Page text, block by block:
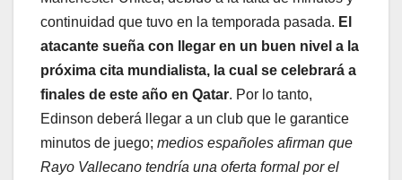
continuidad que tuvo en la temporada pasada. El
atacante sueña con llegar en un buen nivel a la
próxima cita mundialista, la cual se celebrará a
finales de este año en Qatar. Por lo tanto,
Edinson deberá llegar a un club que le garantice
minutos de juego; medios españoles afirman que
Rayo Vallecano tendría una oferta formal por el